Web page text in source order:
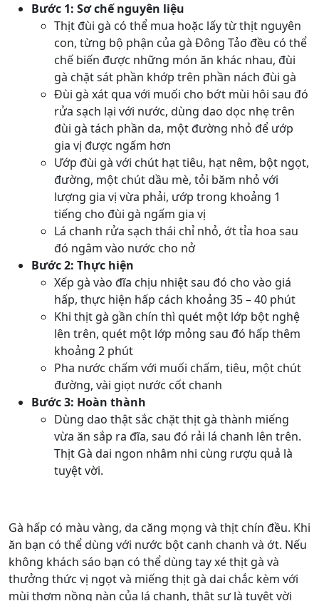
Bước 1: Sơ chế nguyên liệu
Thịt đùi gà có thể mua hoặc lấy từ thịt nguyên
con, từng bộ phận của gà Đông Tảo đều có thể
chế biến được những món ăn khác nhau, đùi
gà chặt sát phần khớp trên phần nách đùi gà
Đùi gà xát qua với muối cho bớt mùi hôi sau đó
rửa sạch lại với nước, dùng dao dọc nhẹ trên
đùi gà tách phần da, một đường nhỏ để ướp
gia vị được ngấm hơn
Ướp đùi gà với chút hạt tiêu, hạt nêm, bột ngọt,
đường, một chút dầu mè, tỏi băm nhỏ với
lượng gia vị vừa phải, ướp trong khoảng 1
tiếng cho đùi gà ngấm gia vị
Lá chanh rửa sạch thái chỉ nhỏ, ớt tỉa hoa sau
đó ngâm vào nước cho nở
Bước 2: Thực hiện
Xếp gà vào đĩa chịu nhiệt sau đó cho vào giá
hấp, thực hiện hấp cách khoảng 35 – 40 phút
Khi thịt gà gần chín thì quét một lớp bột nghệ
lên trên, quét một lớp mỏng sau đó hấp thêm
khoảng 2 phút
Pha nước chấm với muối chấm, tiêu, một chút
đường, vài giọt nước cốt chanh
Bước 3: Hoàn thành
Dùng dao thật sắc chặt thịt gà thành miếng
vừa ăn sắp ra đĩa, sau đó rải lá chanh lên trên.
Thịt Gà dai ngon nhâm nhi cùng rượu quả là
tuyệt vời.
Gà hấp có màu vàng, da căng mọng và thịt chín đều. Khi
ăn bạn có thể dùng với nước bột canh chanh và ớt. Nếu
không khách sáo bạn có thể dùng tay xé thịt gà và
thưởng thức vị ngọt và miếng thịt gà dai chắc kèm với
mùi thơm nồng nàn của lá chanh, thật sự là tuyệt vời